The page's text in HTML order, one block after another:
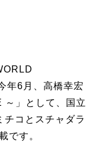
年6月、高橋幸宏
」として、国立
コとスチャダラ
です。